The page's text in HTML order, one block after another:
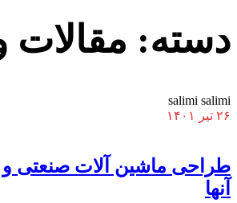
دسته: مقالات
salimi salimi
۲۶ تیر ۱۴۰۱
طراحی ماشین آلات
آنها